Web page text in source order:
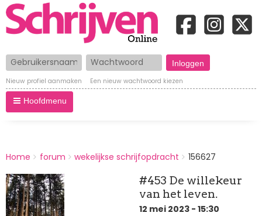
Gebruikersnaam Wachtwoord
Nieuw profiel aanmaken Een nieuw wachtwoord kiezen
Hoofdmenu
BREADCRUMBS
You
here:
Home forum wekelijkse schrijfopdracht 156627
#453 De willekeur
van het leven.
12 mei 2023 - 15:30